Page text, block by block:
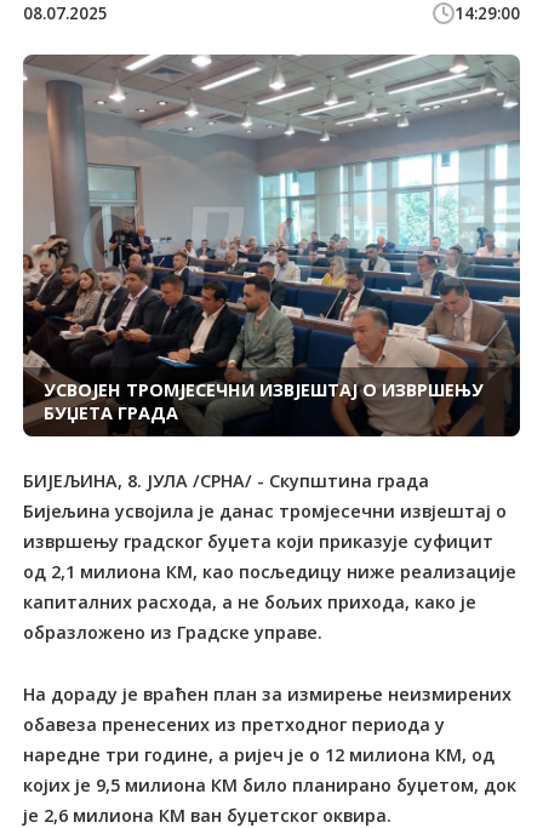
08.07.2025 14:29:00
УСВОЈЕН ТРОМЈЕСЕЧНИ ИЗВЈЕШТАЈ О ИЗВРШЕЊУ
БУЏЕТА ГРАДА
БИЈЕЉИНА, 8. ЈУЛА /СРНА/ - Скупштина града
Бијељина усвојила је данас тромјесечни извјештај о
извршењу градског буџета који приказује суфицит
од 2,1 милиона КМ, као посљедицу ниже реализације
капиталних расхода, а не бољих прихода, како је
образложено из Градске управе.
На дораду је враћен план за измирење неизмирених
обавеза пренесених из претходног периода у
наредне три године, а ријеч је о 12 милиона КМ, од
којих је 9,5 милиона КМ било планирано буџетом, док
је 2,6 милиона КМ ван буџетског оквира.